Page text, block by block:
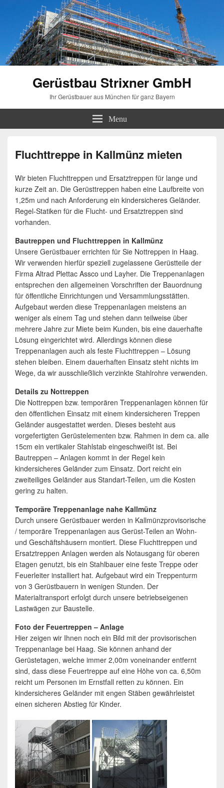
Gerüstbau Strixner GmbH
Ihr Gerüstbauer aus München für ganz Bayern
Menu
Fluchttreppe in Kallmünz mieten
Wir bieten Fluchttreppen und Ersatztreppen für lange und
kurze Zeit an. Die Gerüsttreppen haben eine Laufbreite von
1,25m und nach Anforderung ein kindersicheres Geländer.
Regel-Statiken für die Flucht- und Ersatztreppen sind
vorhanden.
Bautreppen und Fluchttreppen in Kallmünz
Unsere Gerüstbauer errichten für Sie Nottreppen in Haag.
Wir verwenden hierfür speziell zugelassene Gerüstteile der
Firma Altrad Plettac Assco und Layher. Die Treppenanlagen
entsprechen den allgemeinen Vorschriften der Bauordnung
für öffentliche Einrichtungen und Versammlungsstätten.
Aufgebaut werden diese Treppenanlagen meistens an
weniger als einem Tag und stehen dann teilweise über
mehrere Jahre zur Miete beim Kunden, bis eine dauerhafte
Lösung eingerichtet wird. Allerdings können diese
Treppenanlagen auch als feste Fluchttreppen – Lösung
stehen bleiben. Einem dauerhaften Einsatz steht nichts im
Wege, da wir ausschließlich verzinkte Stahlrohre verwenden.
Details zu Nottreppen
Die Nottreppen bzw. temporären Treppenanlagen können für
den öffentlichen Einsatz mit einem kindersicheren Treppen
Geländer ausgestattet werden. Dieses besteht aus
vorgefertigten Gerüstelementen bzw. Rahmen in dem ca. alle
15cm ein vertikaler Stahlstab eingeschweißt ist. Bei
Bautreppen – Anlagen kommt in der Regel kein
kindersicheres Geländer zum Einsatz. Dort reicht ein
zweiteiliges Geländer aus Standart-Teilen, um die Kosten
gering zu halten.
Temporäre Treppenanlage nahe Kallmünz
Durch unsere Gerüstbauer werden in Kallmünzprovisorische
/ temporäre Treppenanlagen aus Gerüst-Teilen an Wohn-
und Geschäftshäusern montiert. Diese Fluchttreppen und
Ersatztreppen Anlagen werden als Notausgang für oberen
Etagen genutzt, bis ein Stahlbauer eine feste Treppe oder
Feuerleiter installiert hat. Aufgebaut wird ein Treppenturm
von 3 Gerüstbauern in wenigen Stunden. Der
Materialtransport erfolgt durch unsere betriebseigenen
Lastwägen zur Baustelle.
Foto der Feuertreppen – Anlage
Hier zeigen wir Ihnen noch ein Bild mit der provisorischen
Treppenanlage bei Haag. Sie können anhand der
Gerüstetagen, welche immer 2,00m voneinander entfernt
sind, dass diese Feuertreppe auf eine Höhe von ca. 6,50m
reicht um Personen im Ernstfall retten zu können. Ein
kindersicheres Geländer mit engen Stäben gewährleistet
einen sicheren Abstieg für Kinder.